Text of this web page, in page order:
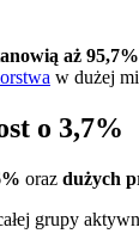
aż
w dużej
o 3,7%
oraz dużych
grupy